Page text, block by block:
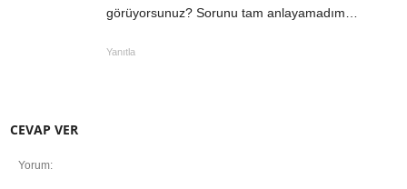
görüyorsunuz? Sorunu tam anlayamadım…
Yanıtla
CEVAP VER